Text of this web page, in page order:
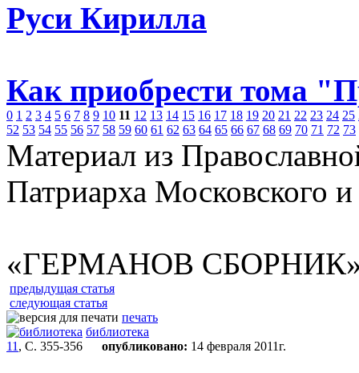
Руси Кирилла
Как приобрести тома
0 1 2 3 4 5 6 7 8 9 10 11 12 13 14 15 16 17 18 19 20 21 22 23 24 25
52 53 54 55 56 57 58 59 60 61 62 63 64 65 66 67 68 69 70 71 72 73
Материал из
Патриарха Московского
«ГЕРМАНОВ
предыдущая статья
следующая статья
печать
библиотека
11 , С. 355-356 опубликовано: 14 февраля 2011г.